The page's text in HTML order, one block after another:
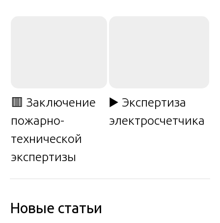
🟥 Заключение
пожарно-
технической
экспертизы
▶️ Экспертиза
электросчетчика
Новые статьи